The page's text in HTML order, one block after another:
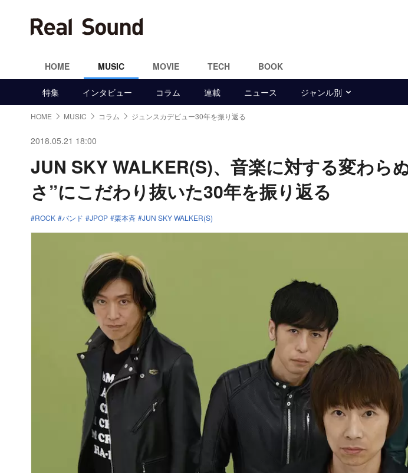
HOME MUSIC MOVIE TECH BOOK
特集 インタビュー コラム 連載 ニュース ジャンル別
HOME MUSIC コラム ジュンスカデビュー30年を振り返る
2018.05.21 18:00
JUN SKY WALKER(S)、音楽に対する変わ
さ”にこだわり抜いた30年を振り返る
ROCK バンド JPOP 栗本斉 JUN SKY WALKER(S)